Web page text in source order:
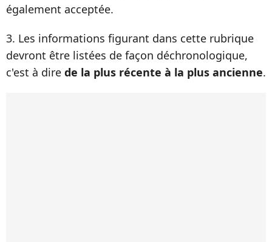
également acceptée.
3. Les informations figurant dans cette rubrique
devront être listées de façon déchronologique,
c'est à dire de la plus récente à la plus ancienne.